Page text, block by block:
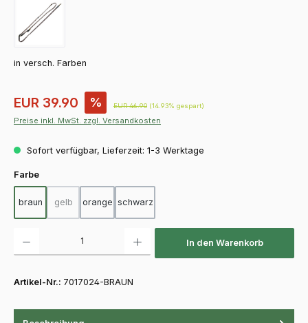
in versch. Farben
Verkaufspreis:
EUR 39.90 % Regulärer Preis:
EUR 46.90 (14.93% gespart)
Preise inkl. MwSt. zzgl. Versandkosten
Sofort verfügbar, Lieferzeit: 1-3 Werktage
Farbeauswählen
braun gelb
(Diese Option ist zurzeit nicht verfügbar.)
orange schwarz
In den Warenkorb
Artikel-Nr.: 7017024-BRAUN